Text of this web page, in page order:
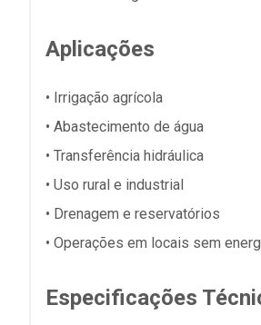
Aplicações
• Irrigação agrícola
• Abastecimento de água
• Transferência hidráulica
• Uso rural e industrial
• Drenagem e reservatórios
• Operações em locais sem
Especificações